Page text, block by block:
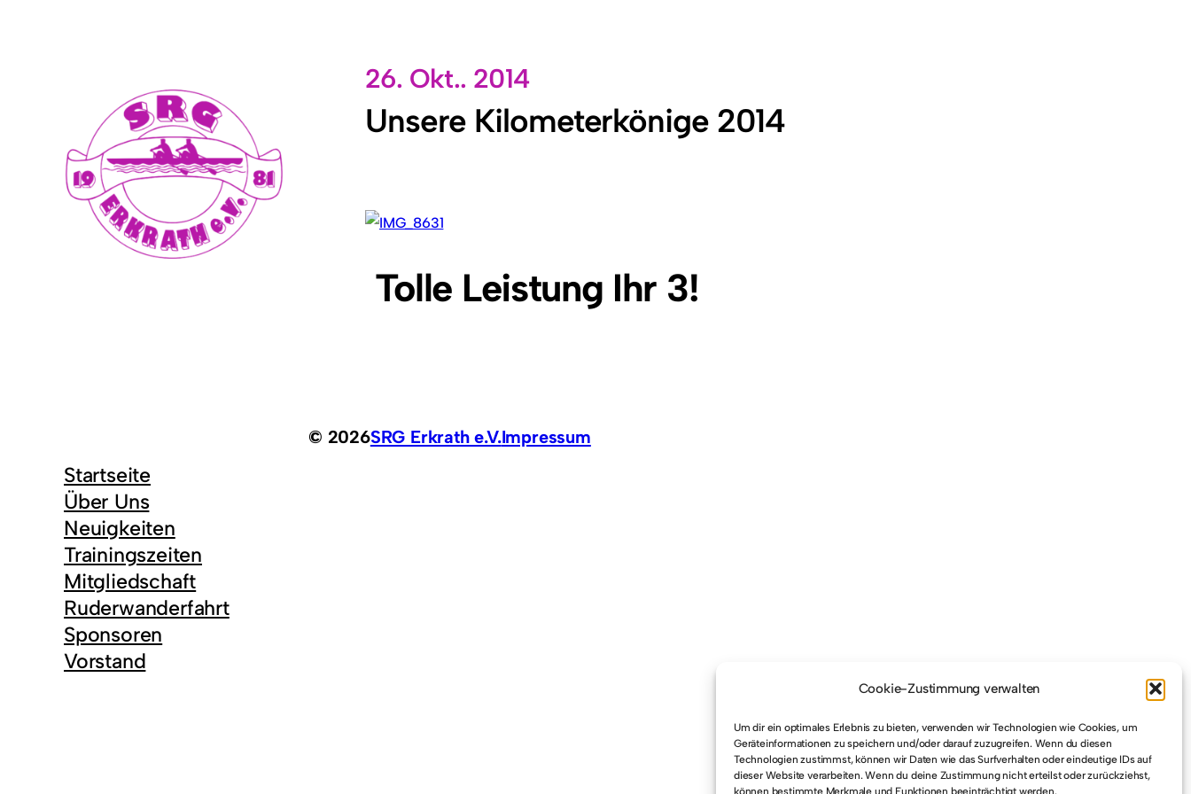
Cookie-Zustimmung verwalten
Um dir ein optimales Erlebnis zu bieten, verwenden wir Technologien wie Cookies, um
Geräteinformationen zu speichern und/oder darauf zuzugreifen. Wenn du diesen
Technologien zustimmst, können wir Daten wie das Surfverhalten oder eindeutige IDs auf
dieser Website verarbeiten. Wenn du deine Zustimmung nicht erteilst oder zurückziehst,
können bestimmte Merkmale und Funktionen beeinträchtigt werden.
Startseite
Über Uns
Neuigkeiten
Trainingszeiten
Mitgliedschaft
Ruderwanderfahrt
Sponsoren
Vorstand
26. Okt.. 2014
Unsere Kilometerkönige 2014
Tolle Leistung Ihr 3!
© 2026SRG Erkrath e.V.Impressum